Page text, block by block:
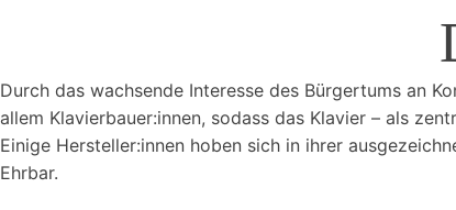
Durch das wachsende Interesse des Bürgertums an
allem Klavierbauer:innen, sodass das Klavier – als
Einige Hersteller:innen hoben sich in ihrer
Ehrbar.